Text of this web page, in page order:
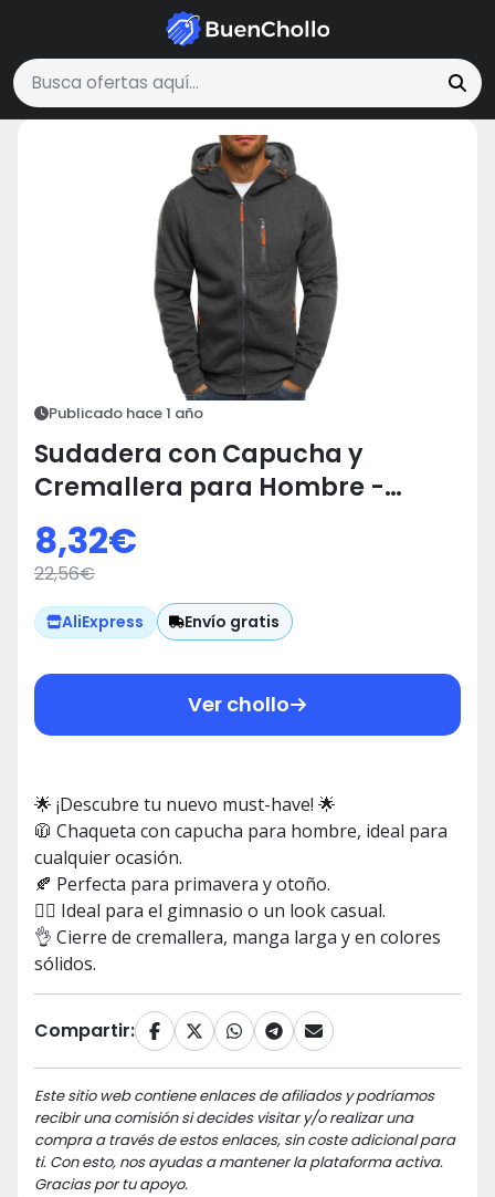
Buscar ofertas
Moda y AccesoriosSudadera con Capucha y Cremallera para
Publicado hace 1 año
Sudadera con Capucha y
Cremallera para Hombre -
Deportiva, Manga Larga 🍂💪
8,32€
22,56€
AliExpress Envío gratis
Ver chollo
🌟 ¡Descubre tu nuevo must-have! 🌟
🧥 Chaqueta con capucha para hombre, ideal para
cualquier ocasión.
🍂 Perfecta para primavera y otoño.
🏋️‍♂️ Ideal para el gimnasio o un look casual.
👌 Cierre de cremallera, manga larga y en colores
sólidos.
Compartir:
Este sitio web contiene enlaces de afiliados y podríamos
recibir una comisión si decides visitar y/o realizar una
compra a través de estos enlaces, sin coste adicional para
ti. Con esto, nos ayudas a mantener la plataforma activa.
Gracias por tu apoyo.